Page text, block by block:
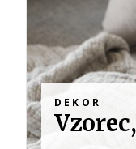
DEKOR